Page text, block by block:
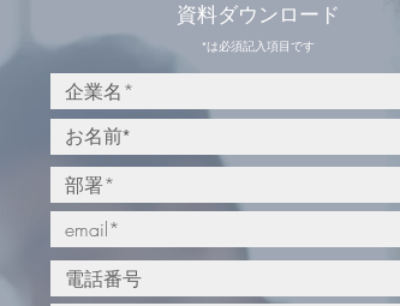
資料ダウンロード
​*は必須記入項目です